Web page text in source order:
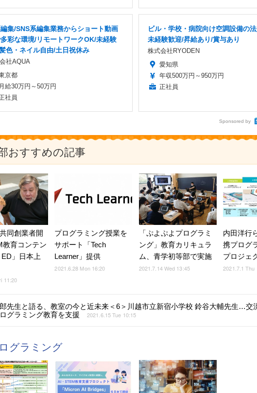
集/SNS系編集業務からショート動画
多彩な環境/リモートワークOK/未経験
色・ネイル自由/土日祝休み
社AQUA
京都
月給30万円～50万円
社員
ビル・学校・病院向け空調設備の
未経験歓迎/昇給あり/賞与あり
株式会社RYODEN
愛知県
年収500万円～950万円
正社員
Sponsored by
おすすめの記事
同創業者開
教育コンテン
」日本上
11:20
プログラミング授業を
サポート「Tech
Learner」提供
2021.6.28 Mon 16:20
「ぷよぷよプログラミ
ング」教育カリキュラ
ム、青学初等部で実施
2021.7.14 Wed 13:45
内田洋行
携プログ
プロジェ
2021.7.1 Thu
先生と語る、教室の今と近未来＜6＞川越市立新宿小学校 鈴谷大輔先生…交
グラミング教育を支援
2021.6.15 Tue 10:15
グラミング